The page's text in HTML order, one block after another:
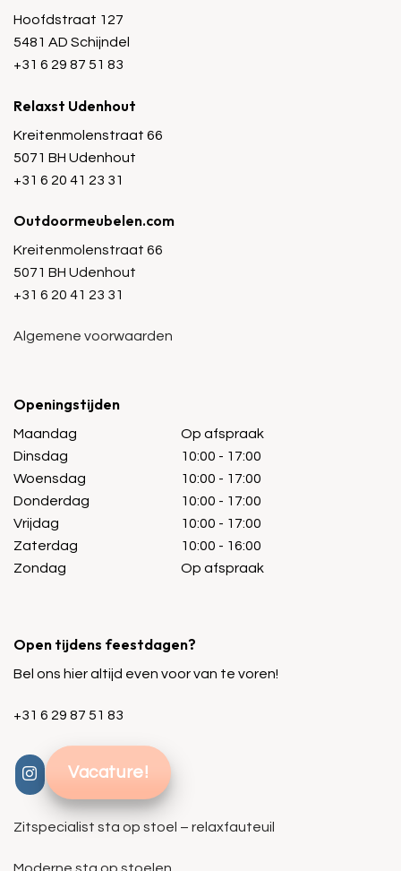
Hoofdstraat 127
5481 AD Schijndel
+31 6 29 87 51 83
Relaxst Udenhout
Kreitenmolenstraat 66
5071 BH Udenhout
+31 6 20 41 23 31
Outdoormeubelen.com
Kreitenmolenstraat 66
5071 BH Udenhout
+31 6 20 41 23 31
Algemene voorwaarden
Openingstijden
Maandag
Dinsdag
Woensdag
Donderdag
Vrijdag
Zaterdag
Zondag
Op afspraak
10:00 - 17:00
10:00 - 17:00
10:00 - 17:00
10:00 - 17:00
10:00 - 16:00
Op afspraak
Open tijdens feestdagen?
Bel ons hier altijd even voor van te voren!
+31 6 29 87 51 83
Vacature!
Zitspecialist sta op stoel – relaxfauteuil
Moderne sta op stoelen